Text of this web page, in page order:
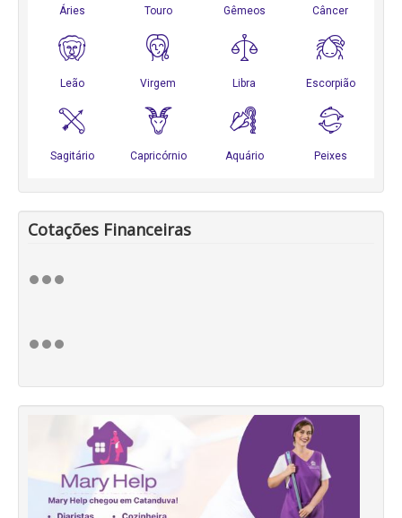
Cotações Financeiras